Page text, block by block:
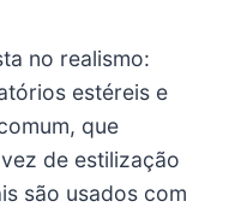
no realismo:
estéreis e
que
de estilização
são usados com